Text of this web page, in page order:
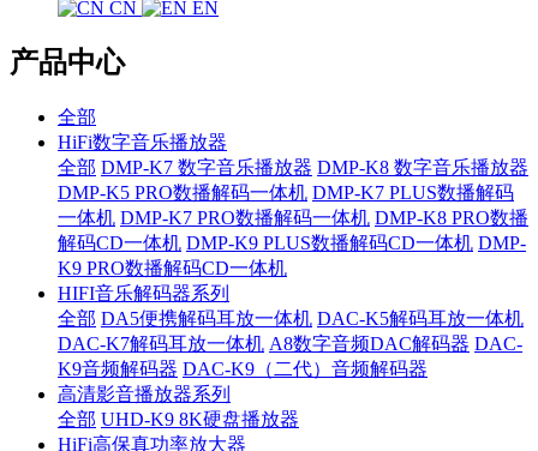
CN EN
产品中心
全部
HiFi数字音乐播放器
全部 DMP-K7 数字音乐播放器 DMP-K8 数字音乐播放器
DMP-K5 PRO数播解码一体机 DMP-K7 PLUS数播解码
一体机 DMP-K7 PRO数播解码一体机 DMP-K8 PRO数播
解码CD一体机 DMP-K9 PLUS数播解码CD一体机 DMP-
K9 PRO数播解码CD一体机
HIFI音乐解码器系列
全部 DA5便携解码耳放一体机 DAC-K5解码耳放一体机
DAC-K7解码耳放一体机 A8数字音频DAC解码器 DAC-
K9音频解码器 DAC-K9（二代）音频解码器
高清影音播放器系列
全部 UHD-K9 8K硬盘播放器
HiFi高保真功率放大器